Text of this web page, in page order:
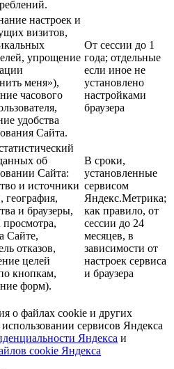
настроек и
визитов,
упрощение
меня»),
часового
удобства
Сайта.
От сессии до 1
года; отдельные
если иное не
установлено
настройками
браузера
об
Сайта:
и источники
география,
и браузеры,
просмотра,
Сайте,
отказов,
целей
кнопкам,
форм).
В сроки,
установленные
сервисом
Яндекс.Метрика;
как правило, от
сессии до 24
месяцев, в
зависимости от
настроек сервиса
и браузера
о файлах cookie и других
сервисов Яндекса
Яндекса и
cookie Яндекса